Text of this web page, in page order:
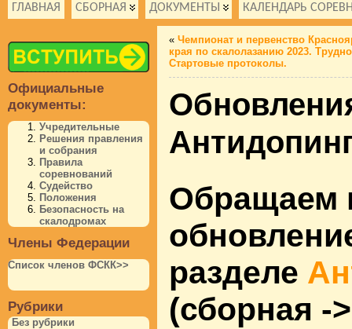
ГЛАВНАЯ СБОРНАЯ ДОКУМЕНТЫ КАЛЕНДАРЬ
Официальные
документы:
Учредительные
Решения правления
и собрания
Правила
соревнований
Судейство
Положения
Безопасность на
скалодромах
Члены Федерации
Список членов ФСКК>>
Рубрики
Без рубрики
« Чемпионат и первенство
края по скалолазанию 2023.
Стартовые протоколы.
Обращаем
разделе
(сборная -